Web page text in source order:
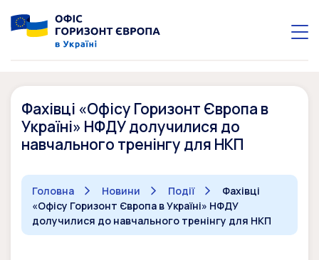
Фахівці «Офісу Горизонт Європа в
Україні» НФДУ долучилися до
навчального тренінгу для НКП
Головна Новини Події
Фахівці
«Офісу Горизонт Європа в Україні» НФДУ
долучилися до навчального тренінгу для НКП